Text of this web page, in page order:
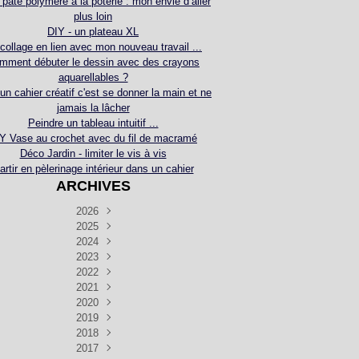
plus loin
DIY - un plateau XL
en lien avec mon nouveau travail ...
débuter le dessin avec des crayons
aquarellables ?
cahier créatif c'est se donner la main et ne
jamais la lâcher
Peindre un tableau intuitif ...
Vase au crochet avec du fil de macramé
Déco Jardin - limiter le vis à vis
en pèlerinage intérieur dans un cahier
ARCHIVES
2026
Juillet(5)
Juin
(4)
Mai
(3)
Avril
(3)
Mars
(3)
Janvier(1)
2025
Décembre
Novembre
Octobre
Septembre
Août
(1)
Juillet(2)
Juin
(1)
Mai
(1)
2024
Décembre
Novembre
Octobre
Septembre
Août
(2)
Juillet(4)
Juin
(4)
2023
Décembre
Novembre
Octobre
Septembre
Août
(2)
Juillet(1)
2022
Décembre
Novembre
Octobre
Septembre
Août
(4)
2021
Décembre
Novembre
Septembre
Août
(2)
2020
Décembre
Novembre
Octobre
2019
Décembre
Novembre
2018
Décembre
2017